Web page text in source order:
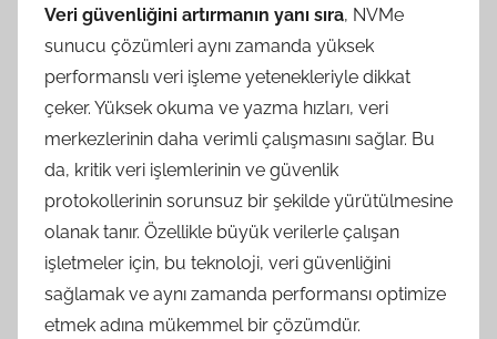
Veri güvenliğini artırmanın yanı sıra, NVMe
sunucu çözümleri aynı zamanda yüksek
performanslı veri işleme yetenekleriyle dikkat
çeker. Yüksek okuma ve yazma hızları, veri
merkezlerinin daha verimli çalışmasını sağlar. Bu
da, kritik veri işlemlerinin ve güvenlik
protokollerinin sorunsuz bir şekilde yürütülmesine
olanak tanır. Özellikle büyük verilerle çalışan
işletmeler için, bu teknoloji, veri güvenliğini
sağlamak ve aynı zamanda performansı optimize
etmek adına mükemmel bir çözümdür.